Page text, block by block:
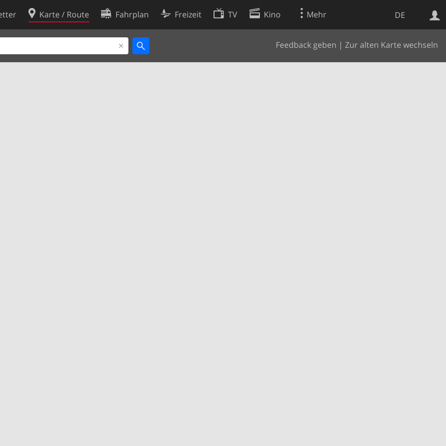
DE
Karte / Route Fahrplan Freizeit TV Kino Mehr
Feedback geben | Zur alten Karte wechseln
Websuche
Cookie-Richtlinie
Cookie-Einstellungen